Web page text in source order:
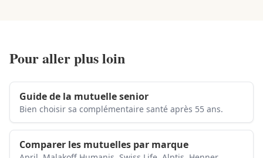
Pour aller plus loin
Guide de la mutuelle senior
Bien choisir sa complémentaire santé après 55 ans.
Comparer les mutuelles par marque